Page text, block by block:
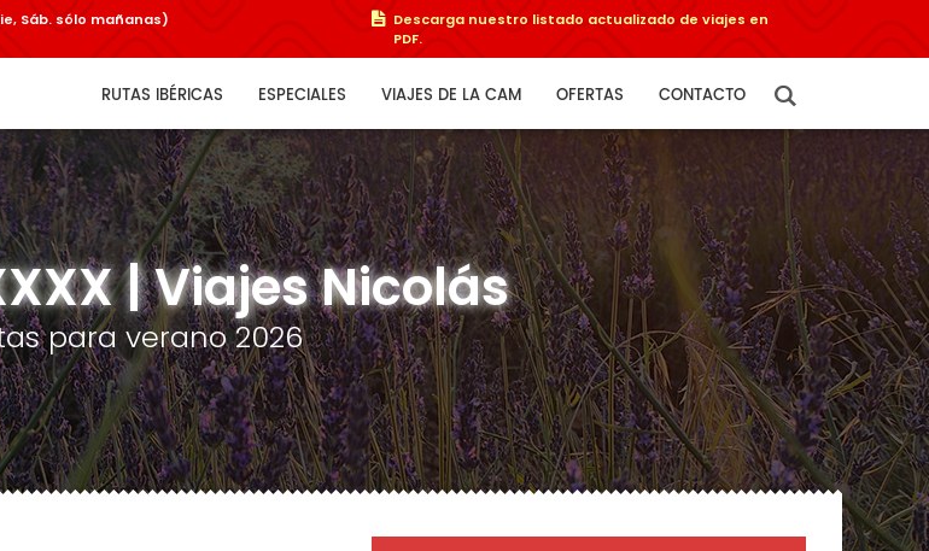
Sáb. sólo mañanas)
Descarga nuestro listado actualizado de viajes en
PDF.
RUTAS IBÉRICAS ESPECIALES VIAJES DE LA CAM OFERTAS CONTACTO
| Viajes Nicolás
para verano 2026